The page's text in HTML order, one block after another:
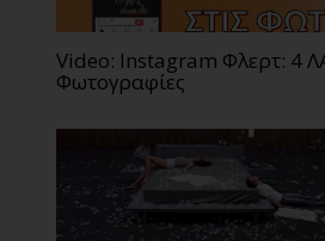
Video: Instagram Φλερτ: 4
Φωτογραφίες